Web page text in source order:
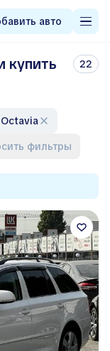
авто
купить
22
Octavia
фильтры